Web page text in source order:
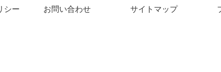
シー お問い合わせ サイトマップ